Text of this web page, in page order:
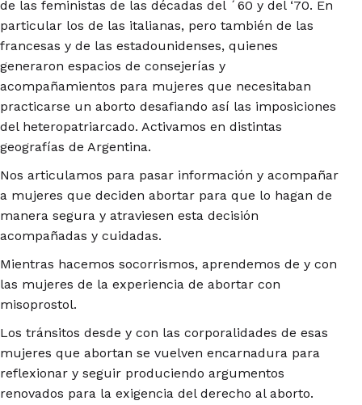
de las feministas de las décadas del ´60 y del ‘70. En
particular los de las italianas, pero también de las
francesas y de las estadounidenses, quienes
generaron espacios de consejerías y
acompañamientos para mujeres que necesitaban
practicarse un aborto desafiando así las imposiciones
del heteropatriarcado. Activamos en distintas
geografías de Argentina.
Nos articulamos para pasar información y acompañar
a mujeres que deciden abortar para que lo hagan de
manera segura y atraviesen esta decisión
acompañadas y cuidadas.
Mientras hacemos socorrismos, aprendemos de y con
las mujeres de la experiencia de abortar con
misoprostol.
Los tránsitos desde y con las corporalidades de esas
mujeres que abortan se vuelven encarnadura para
reflexionar y seguir produciendo argumentos
renovados para la exigencia del derecho al aborto.